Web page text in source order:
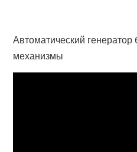
Автоматический
механизмы